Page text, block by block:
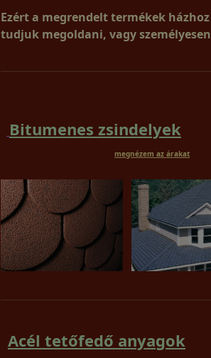
Ezért a megrendelt termékek
tudjuk megoldani, vagy
Bitumenes zsindelyek
megnézem az árakat
Acél tetőfedő anyagok